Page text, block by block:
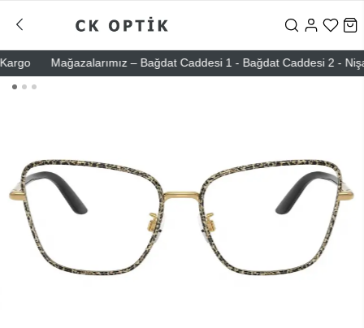
Mağazalarımız – Bağdat Caddesi 1 - Bağdat Caddesi 2 -